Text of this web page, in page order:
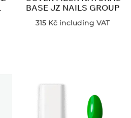
BASE JZ NAILS GROUP
315 Kč including VAT